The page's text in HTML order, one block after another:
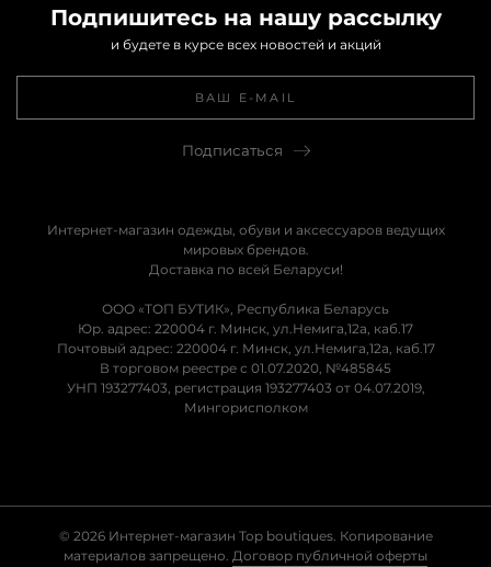
Подпишитесь на нашу рассылку
и будете в курсе всех новостей и акций
Подписаться
Интернет-магазин одежды, обуви и аксессуаров ведущих
мировых брендов.
Доставка по всей Беларуси!
ООО «ТОП БУТИК», Республика Беларусь
Юр. адрес: 220004 г. Минск, ул.Немига,12а, каб.17
Почтовый адрес: 220004 г. Минск, ул.Немига,12а, каб.17
В торговом реестре с 01.07.2020, №485845
УНП 193277403, регистрация 193277403 от 04.07.2019,
Мингорисполком
© 2026 Интернет-магазин Top boutiques. Копирование
материалов запрещено. Договор публичной оферты